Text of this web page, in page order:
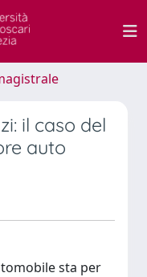
il caso del
auto
sta per